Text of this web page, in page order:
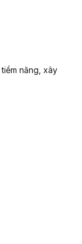
năng, xây